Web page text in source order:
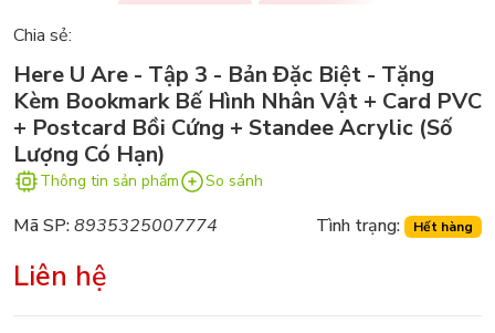
Chia sẻ:
Here U Are - Tập 3 - Bản Đặc Biệt - Tặng
Kèm Bookmark Bế Hình Nhân Vật + Card PVC
+ Postcard Bồi Cứng + Standee Acrylic (Số
Lượng Có Hạn)
Thông tin sản phẩm So sánh
Mã SP:8935325007774 Tình trạng: Hết hàng
Liên hệ